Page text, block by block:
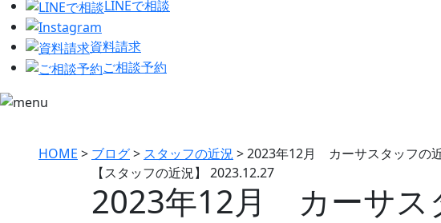
LINEで相談
資料請求
ご相談予約
HOME > ブログ> スタッフの近況 >2023年12月 カーサスタッフの
【スタッフの近況】 2023.12.27
2023年12月 カーサス